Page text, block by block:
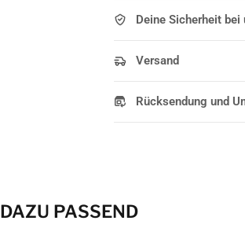
Deine Sicherheit bei
Versand
Rücksendung und
DAZU PASSEND